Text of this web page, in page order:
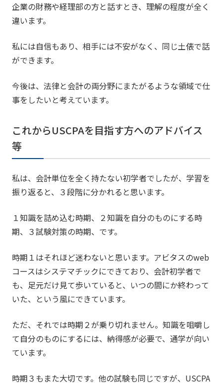
企業の財務や経理部の方と話すとき、理解の程度が全く
違います。
私には自信もあり、相手には不安がなく、同じ土俵で話
ができます。
今後は、法律と会計の両分野にまたがるような領域で仕
事をしたいと考えています。
これからUSCPAを目指す方へのアドバイス
等
私は、会計単位を全く持たない初学者でしたが、学習を
振り返ると、３段階に分かれると思います。
１知識を詰め込む時期、２知識を自分のものにする時
期、３試験対策の時期、です。
時期１はそれほど迷わないと思います。アビタスのweb
コースはシステマチックにできており、会計初学者で
も、足元だけ見て歩いていると、いつの間にか終わって
いた、という風にできています。
ただ、それでは時期２が乗り切れません。知識を咀嚼し
て自分のものにするには、納得感が必要で、通学が向い
ています。
時期３もまた大切です。他の試験も同じですが、USCPA